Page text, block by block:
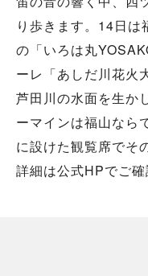
り歩きます。14日は
の「いろは丸
ーレ「あしだ川花火
芦田川の水面を生か
ーマインは福山なら
に設けた観覧席でそ
詳細は公式HPでご確